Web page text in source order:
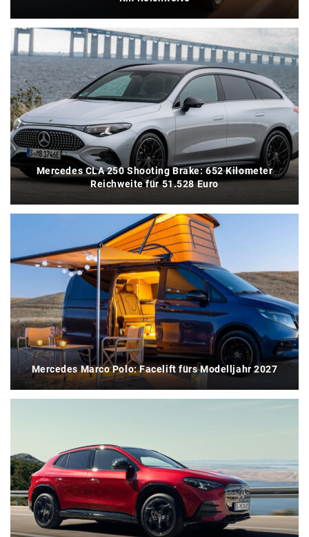
Mercedes CLA 250 Shooting Brake: 652 Kilometer
Reichweite für 51.528 Euro
Mercedes Marco Polo: Facelift fürs Modelljahr 2027